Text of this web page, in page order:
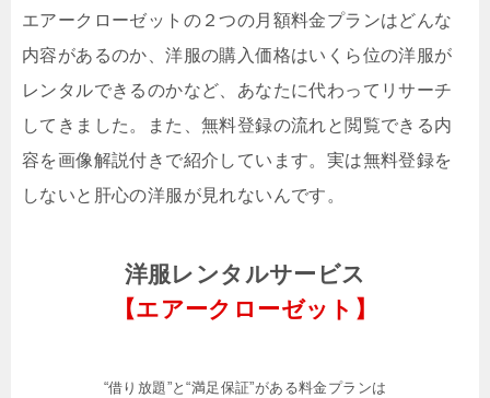
エアークローゼットの２つの月額料金プランはどんな
内容があるのか、洋服の購入価格はいくら位の洋服が
レンタルできるのかなど、あなたに代わってリサーチ
してきました。また、無料登録の流れと閲覧できる内
容を画像解説付きで紹介しています。実は無料登録を
しないと肝心の洋服が見れないんです。
洋服レンタルサービス
【エアークローゼット】
“借り放題”と“満足保証”がある料金プランは